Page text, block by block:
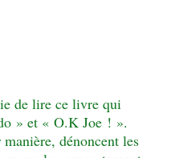
de lire ce livre qui
» et « O.K Joe ! ».
dénoncent les